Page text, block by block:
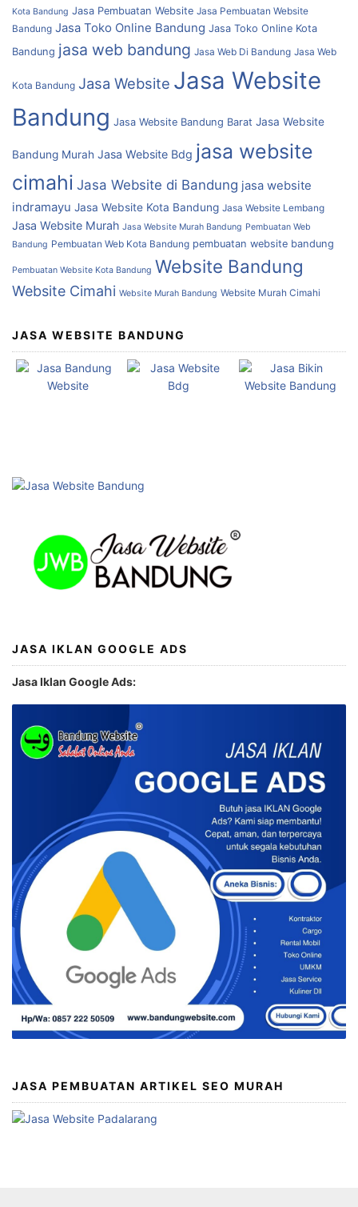
Kota Bandung Jasa Pembuatan Website Jasa Pembuatan Website
Bandung Jasa Toko Online Bandung Jasa Toko Online Kota
Bandung jasa web bandung Jasa Web Di Bandung Jasa Web
Kota Bandung Jasa Website Jasa Website
Bandung Jasa Website Bandung Barat Jasa Website
Bandung Murah Jasa Website Bdg jasa website
cimahi Jasa Website di Bandung jasa website
indramayu Jasa Website Kota Bandung Jasa Website Lembang
Jasa Website Murah Jasa Website Murah Bandung Pembuatan Web
Bandung Pembuatan Web Kota Bandung pembuatan website bandung
Pembuatan Website Kota Bandung Website Bandung
Website Cimahi Website Murah Bandung Website Murah Cimahi
JASA WEBSITE BANDUNG
JASA IKLAN GOOGLE ADS
Jasa Iklan Google Ads:
JASA PEMBUATAN ARTIKEL SEO MURAH